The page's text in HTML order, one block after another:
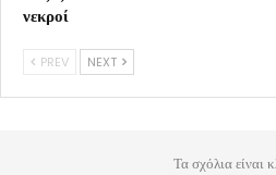
νεκροί
PREV NEXT
Τα σχόλια είναι